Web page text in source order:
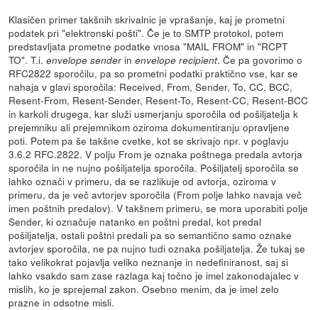
Klasičen primer takšnih skrivalnic je vprašanje, kaj je prometni
podatek pri "elektronski pošti". Če je to SMTP protokol, potem
predstavljata prometne podatke vnosa "MAIL FROM" in "RCPT
TO". T.i.envelope senderinenvelope recipient. Če pa govorimo o
RFC2822 sporočilu, pa so prometni podatki praktično vse, kar se
nahaja v glavi sporočila: Received, From, Sender, To, CC, BCC,
Resent-From, Resent-Sender, Resent-To, Resent-CC, Resent-BCC
in karkoli drugega, kar služi usmerjanju sporočila od pošiljatelja k
prejemniku ali prejemnikom oziroma dokumentiranju opravljene
poti. Potem pa še takšne cvetke, kot se skrivajo npr. v poglavju
3.6.2 RFC.2822. V polju From je oznaka poštnega predala avtorja
sporočila in ne nujno pošiljatelja sporočila. Pošiljatelj sporočila se
lahko označi v primeru, da se razlikuje od avtorja, oziroma v
primeru, da je več avtorjev sporočila (From polje lahko navaja več
imen poštnih predalov). V takšnem primeru, se mora uporabiti polje
Sender, ki označuje natanko en poštni predal, kot predal
pošiljatelja, ostali poštni predali pa so semantično samo oznake
avtorjev sporočila, ne pa nujno tudi oznaka pošiljatelja. Že tukaj se
tako velikokrat pojavlja veliko neznanje in nedefiniranost, saj si
lahko vsakdo sam zase razlaga kaj točno je imel zakonodajalec v
mislih, ko je sprejemal zakon. Osebno menim, da je imel zelo
prazne in odsotne misli.